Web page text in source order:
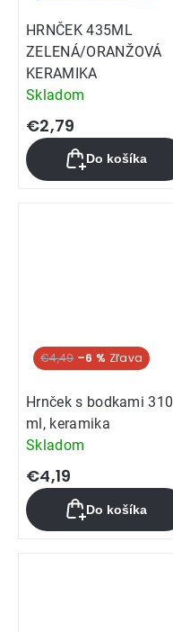
HRNČEK 435ML
ZELENÁ/ORANŽOVÁ
KERAMIKA
Skladom
€2,79
Do košíka
€4,49 –6 %
Hrnček s bodkami 310
ml, keramika
Skladom
€4,19
Do košíka